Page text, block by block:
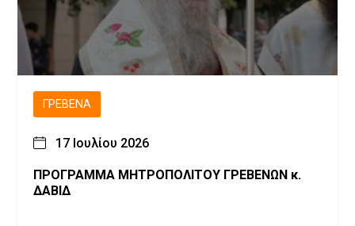
ΓΡΕΒΕΝΆ
17 Ιουλίου 2026
ΠΡΟΓΡΑΜΜΑ ΜΗΤΡΟΠΟΛΙΤΟΥ ΓΡΕΒΕΝΩΝ κ.
ΔΑΒΙΔ